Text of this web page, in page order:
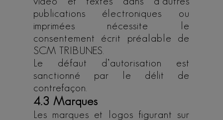
publications électroniques ou
imprimées nécessite le
consentement écrit préalable de
SCM TRIBUNES.
Le défaut d’autorisation est
sanctionné par le délit de
contrefaçon.
4.3 Marques
Les marques et logos figurant sur